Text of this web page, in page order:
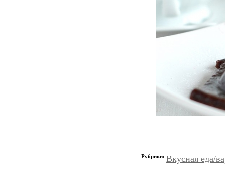
Рубрики: Вкусная еда/